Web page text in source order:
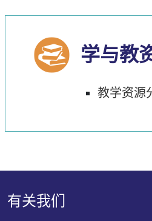
学与教
教学资源
有关我们